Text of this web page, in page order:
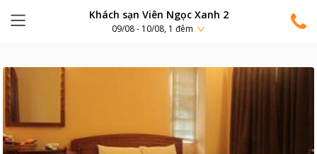
Khách sạn Viên Ngọc Xanh 2
09/08 - 10/08, 1 đêm